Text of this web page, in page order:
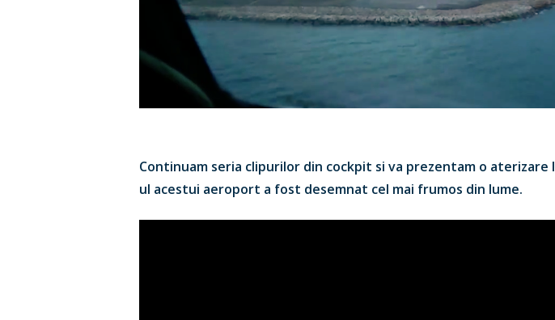
Hit enter to search or ESC to close
Continuam seria clipurilor din cockpit si va prezentam o aterizare
ul acestui aeroport a fost desemnat cel mai frumos din lume.